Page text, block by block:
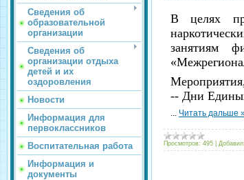
Сведения об
образовательной
организации
Сведения об
организации отдыха
детей и их
оздоровления
Новости
Информация для
первоклассников
Воспитательная работа
Информация и
документы
В целях
занятиям
-- Дни
Читать дальше
Просмотров: 495 Добавил: